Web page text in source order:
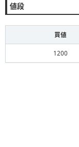
値段
買値
1200